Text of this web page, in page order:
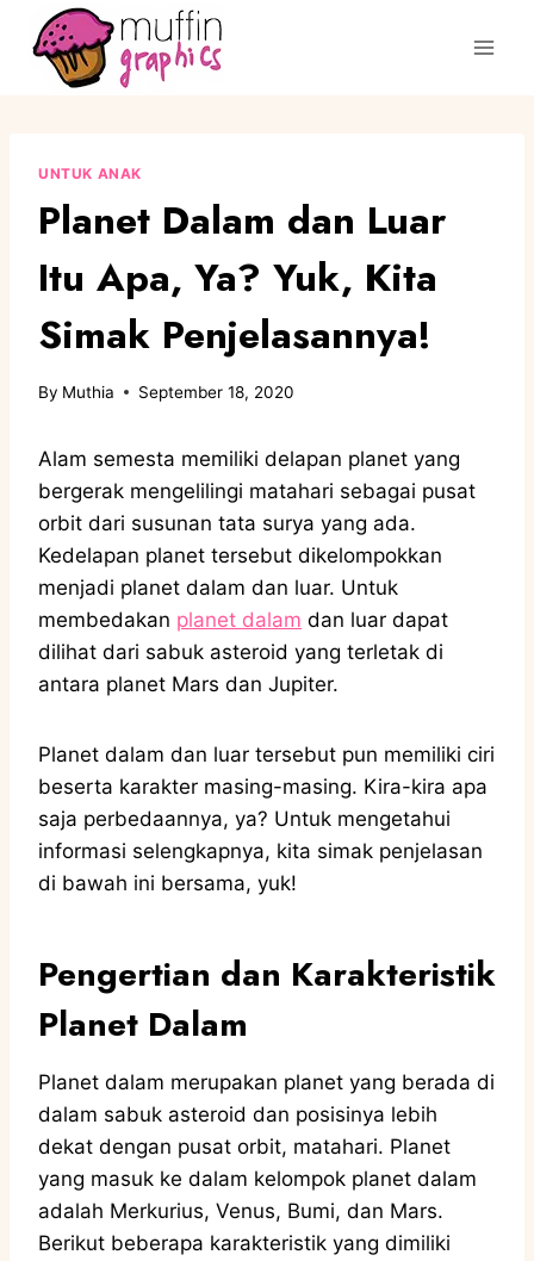
UNTUK ANAK
Planet Dalam dan Luar
Itu Apa, Ya? Yuk, Kita
Simak Penjelasannya!
By Muthia September 18, 2020
Alam semesta memiliki delapan planet yang
bergerak mengelilingi matahari sebagai pusat
orbit dari susunan tata surya yang ada.
Kedelapan planet tersebut dikelompokkan
menjadi planet dalam dan luar. Untuk
membedakan planet dalam dan luar dapat
dilihat dari sabuk asteroid yang terletak di
antara planet Mars dan Jupiter.
Planet dalam dan luar tersebut pun memiliki ciri
beserta karakter masing-masing. Kira-kira apa
saja perbedaannya, ya? Untuk mengetahui
informasi selengkapnya, kita simak penjelasan
di bawah ini bersama, yuk!
Pengertian dan Karakteristik
Planet Dalam
Planet dalam merupakan planet yang berada di
dalam sabuk asteroid dan posisinya lebih
dekat dengan pusat orbit, matahari. Planet
yang masuk ke dalam kelompok planet dalam
adalah Merkurius, Venus, Bumi, dan Mars.
Berikut beberapa karakteristik yang dimiliki